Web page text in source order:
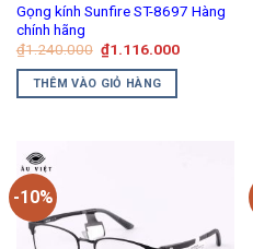
Gọng kính Sunfire ST-8697 Hàng
chính hãng
₫1.240.000 Giá
gốc
là:
₫1.240.000.
₫1.116.000Giá
THÊM VÀO GIỎ HÀNG
-10%